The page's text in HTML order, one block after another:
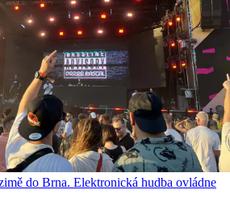
do Brna. Elektronická hudba ovládne